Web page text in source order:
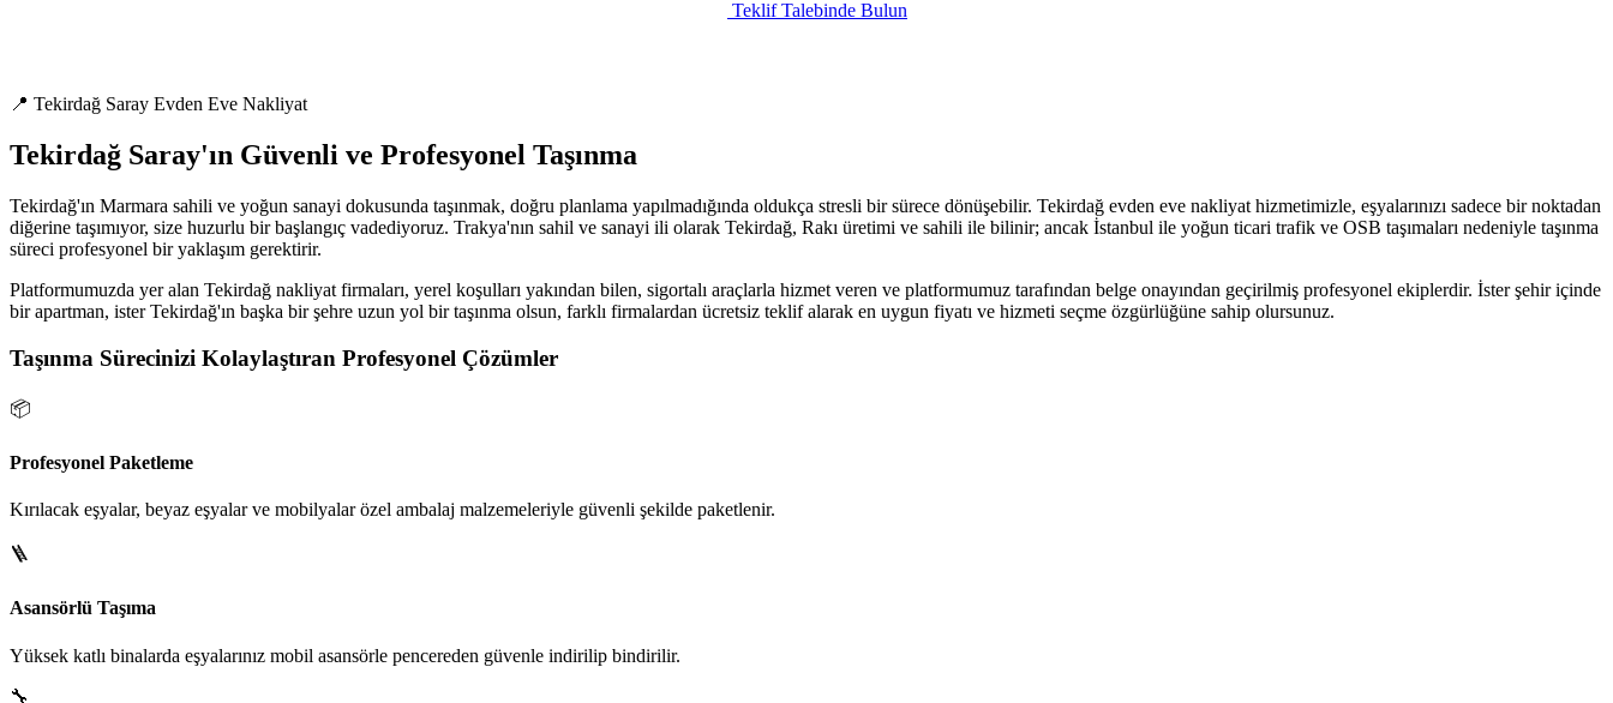
Teklif Talebinde Bulun
📍 Tekirdağ Saray Evden Eve Nakliyat
Tekirdağ Saray'ın Güvenli ve Profesyonel Taşınma
Tekirdağ'ın Marmara sahili ve yoğun sanayi dokusunda taşınmak, doğru planlama yapılmadığında oldukça stresli bir sürece dönüşebilir. Tekirdağ evden eve nakliyat hizmetimizle, eşyalarınızı sadece bir noktadan
diğerine taşımıyor, size huzurlu bir başlangıç vadediyoruz. Trakya'nın sahil ve sanayi ili olarak Tekirdağ, Rakı üretimi ve sahili ile bilinir; ancak İstanbul ile yoğun ticari trafik ve OSB taşımaları nedeniyle taşınma
süreci profesyonel bir yaklaşım gerektirir.
Platformumuzda yer alan Tekirdağ nakliyat firmaları, yerel koşulları yakından bilen, sigortalı araçlarla hizmet veren ve platformumuz tarafından belge onayından geçirilmiş profesyonel ekiplerdir. İster şehir içinde
bir apartman, ister Tekirdağ'ın başka bir şehre uzun yol bir taşınma olsun, farklı firmalardan ücretsiz teklif alarak en uygun fiyatı ve hizmeti seçme özgürlüğüne sahip olursunuz.
Taşınma Sürecinizi Kolaylaştıran Profesyonel Çözümler
📦
Profesyonel Paketleme
Kırılacak eşyalar, beyaz eşyalar ve mobilyalar özel ambalaj malzemeleriyle güvenli şekilde paketlenir.
🪜
Asansörlü Taşıma
Yüksek katlı binalarda eşyalarınız mobil asansörle pencereden güvenle indirilip bindirilir.
🔧